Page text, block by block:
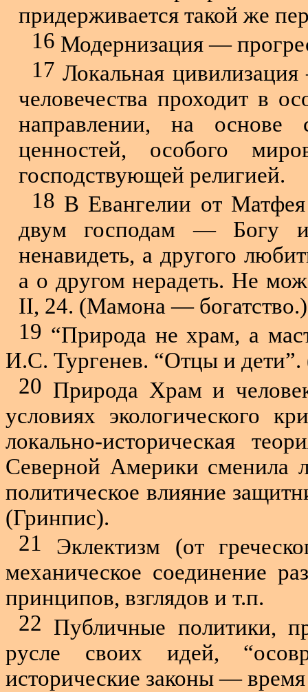
придерживается такой же
16 Модернизация —
17 Локальная
человечества проходит в
направлении, на основе
ценностей, особого
господствующей религией.
18 В Евангелии от
двум господам — Богу
ненавидеть, а другого
а о другом нерадеть. Не
II, 24. (Мамона — богатство.)
19 “Природа не храм, а
И.С. Тургенев. “Отцы и дети”.
20 Природа Храм и
условиях экологического
локально-историческая
Северной Америки сменила
политическое влияние
(Гринпис).
21
Эклектизм (от
механическое соединение
принципов, взглядов и т.п.
22 Публичные политики,
русле своих идей,
исторические законы —